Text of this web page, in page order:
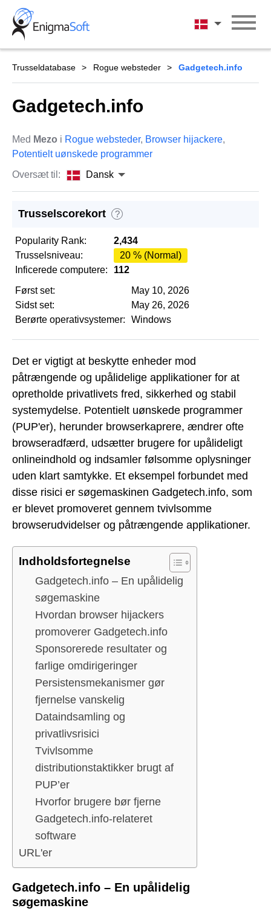
Skip
content
Dansk
Trusseldatabase Rogue websteder Gadgetech.info
Gadgetech.info
Med Mezo i Rogue websteder, Browser hijackere,
Potentielt uønskede programmer
Oversæt til:
Dansk
Trusselscorekort ?
Popularity Rank:
2,434
Trusselsniveau:
20 % (Normal)
Inficerede computere:
112
Først set:
May 10, 2026
Sidst set:
May 26, 2026
Berørte operativsystemer:
Windows
Det er vigtigt at beskytte enheder mod
påtrængende og upålidelige applikationer for at
opretholde privatlivets fred, sikkerhed og stabil
systemydelse. Potentielt uønskede programmer
(PUP'er), herunder browserkaprere, ændrer ofte
browseradfærd, udsætter brugere for upålideligt
onlineindhold og indsamler følsomme oplysninger
uden klart samtykke. Et eksempel forbundet med
disse risici er søgemaskinen Gadgetech.info, som
er blevet promoveret gennem tvivlsomme
browserudvidelser og påtrængende applikationer.
Indholdsfortegnelse
Gadgetech.info – En upålidelig
søgemaskine
Hvordan browser hijackers
promoverer Gadgetech.info
Sponsorerede resultater og
farlige omdirigeringer
Persistensmekanismer gør
fjernelse vanskelig
Dataindsamling og
privatlivsrisici
Tvivlsomme
distributionstaktikker brugt af
PUP’er
Hvorfor brugere bør fjerne
Gadgetech.info-relateret
software
URL'er
Gadgetech.info – En upålidelig
søgemaskine